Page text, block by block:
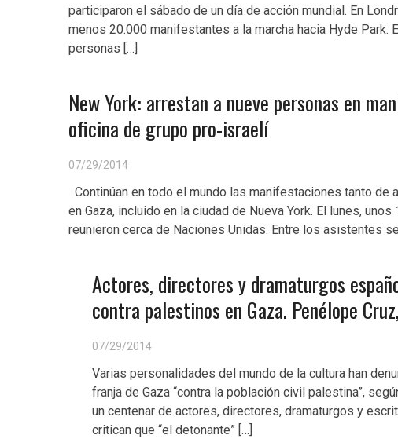
participaron el sábado de un día de acción mundial. En
menos 20.000 manifestantes a la marcha hacia Hyde Park.
personas […]
New York: arrestan a nueve personas en
oficina de grupo pro-israelí
07/29/2014
Continúan en todo el mundo las manifestaciones tanto
en Gaza, incluido en la ciudad de Nueva York. El lunes,
reunieron cerca de Naciones Unidas. Entre los asistentes
Actores, directores y dramaturgos
contra palestinos en Gaza. Penélope
07/29/2014
Varias personalidades del mundo de la cultura han
franja de Gaza “contra la población civil palestina”,
un centenar de actores, directores, dramaturgos y
critican que “el detonante” […]